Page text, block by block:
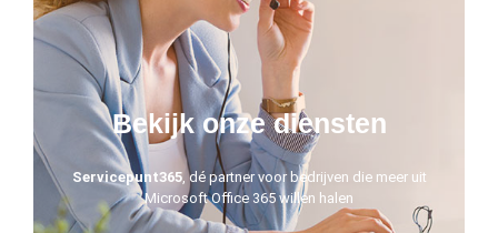
Bekijk onze diensten
Servicepunt365, dé partner voor bedrijven die meer uit
Microsoft Office 365 willen halen